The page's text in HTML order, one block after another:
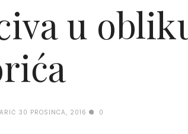
u
30 PROSINCA, 2016 0